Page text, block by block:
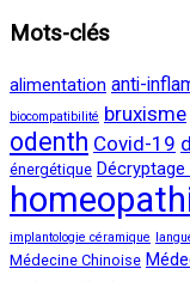
Mots-clés
alimentation anti-
biocompatibilité bruxisme
odenth Covid-19
énergétique
implantologie céramique
Médecine Chinoise